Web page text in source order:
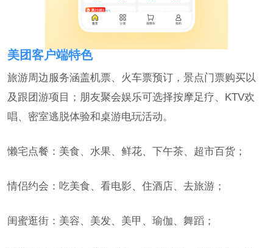
美团客户端特色
旅游周边服务涵盖机票、火车票预订，景点门票购买以
及跟团游项目；朋友聚会娱乐可选择按摩足疗、KTV欢
唱、密室逃脱体验和桌游电玩活动。
懒宅点餐：美食、水果、鲜花、下午茶、超市百货；
情侣约会：吃美食、看电影、住酒店、去旅游；
闺蜜逛街：美容、美发、美甲、瑜伽、舞蹈；